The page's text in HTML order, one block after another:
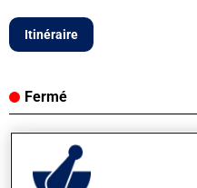
Itinéraire
Fermé